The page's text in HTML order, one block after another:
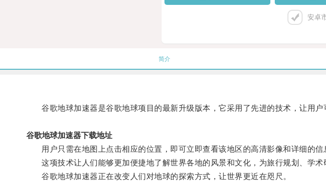
安卓
简介
谷歌地球加速器是谷歌地球项目的最新升级版本，它采用了先进的技术，让用户
谷歌地球加速器下载地址
用户只需在地图上点击相应的位置，即可立即查看该地区的高清影像和详细的信
这项技术让人们能够更加便捷地了解世界各地的风景和文化，为旅行规划、学术
谷歌地球加速器正在改变人们对地球的探索方式，让世界更近在咫尺。